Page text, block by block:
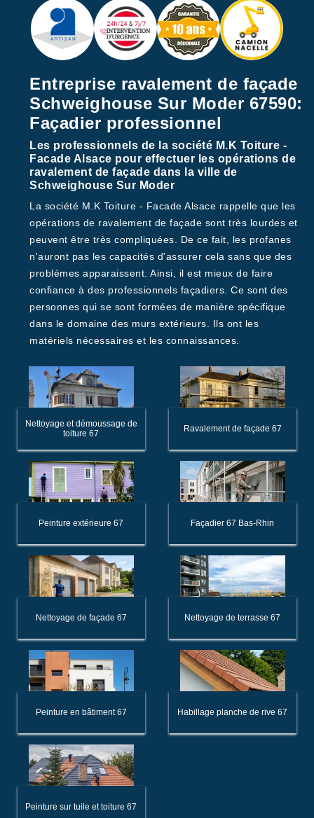
Entreprise ravalement de façade
Schweighouse Sur Moder 67590:
Façadier professionnel
Les professionnels de la société M.K Toiture -
Facade Alsace pour effectuer les opérations de
ravalement de façade dans la ville de
Schweighouse Sur Moder
La société M.K Toiture - Facade Alsace rappelle que les
opérations de ravalement de façade sont très lourdes et
peuvent être très compliquées. De ce fait, les profanes
n'auront pas les capacités d'assurer cela sans que des
problèmes apparaissent. Ainsi, il est mieux de faire
confiance à des professionnels façadiers. Ce sont des
personnes qui se sont formées de manière spécifique
dans le domaine des murs extérieurs. Ils ont les
matériels nécessaires et les connaissances.
Nettoyage et démoussage de
toiture 67
Ravalement de façade 67
Peinture extérieure 67 Façadier 67 Bas-Rhin
Nettoyage de façade 67 Nettoyage de terrasse 67
Peinture en bâtiment 67 Habillage planche de rive 67
Peinture sur tuile et toiture 67